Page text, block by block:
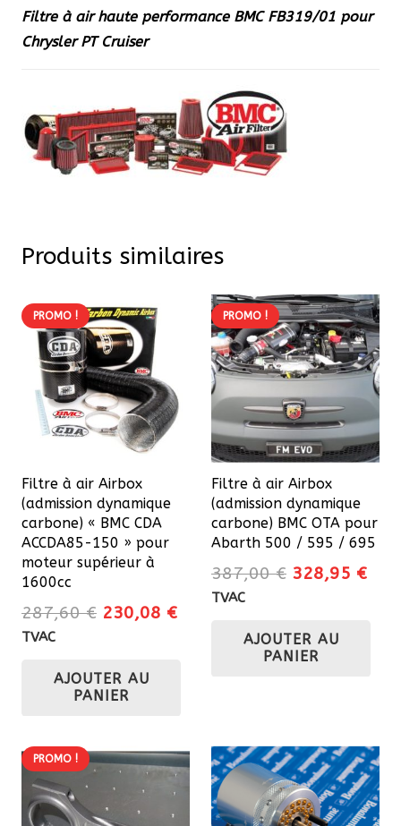
Filtre à air haute performance BMC FB319/01 pour
Chrysler PT Cruiser
Produits similaires
PROMO !
Filtre à air Airbox
(admission dynamique
carbone) « BMC CDA
ACCDA85-150 » pour
moteur supérieur à
1600cc
287,60€ Le
était :
287,60 €.
230,08 €Le
TVAC
AJOUTER AU
PANIER
PROMO !
Filtre à air Airbox
(admission dynamique
carbone) BMC OTA pour
Abarth 500 / 595 / 695
387,00€ Le
était :
387,00 €.
328,95 €Le
TVAC
AJOUTER AU
PANIER
PROMO !